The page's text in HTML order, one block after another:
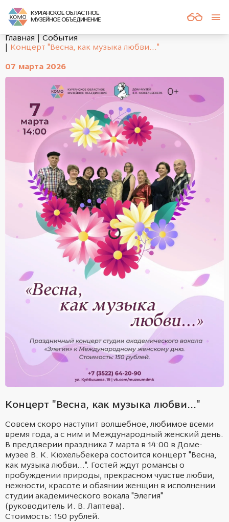
КУРГАНСКОЕ ОБЛАСТНОЕ
МУЗЕЙНОЕ ОБЪЕДИНЕНИЕ
Главная
События
Концерт "Весна, как музыка любви..."
Концерт "Весна, как музыка любви..."
Совсем скоро наступит волшебное, любимое всеми
время года, а с ним и Международный женский день.
В преддверии праздника 7 марта в 14:00 в Доме-
музее В. К. Кюхельбекера состоится концерт "Весна,
как музыка любви...". Гостей ждут романсы о
пробуждении природы, прекрасном чувстве любви,
нежности, красоте и обаянии женщин в исполнении
студии академического вокала "Элегия"
(руководитель И. В. Лаптева).
Стоимость: 150 рублей.
07 марта 2026